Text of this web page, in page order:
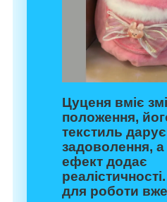
Цуценя вміє
положення,
текстиль
задоволення,
ефект додає
для роботи